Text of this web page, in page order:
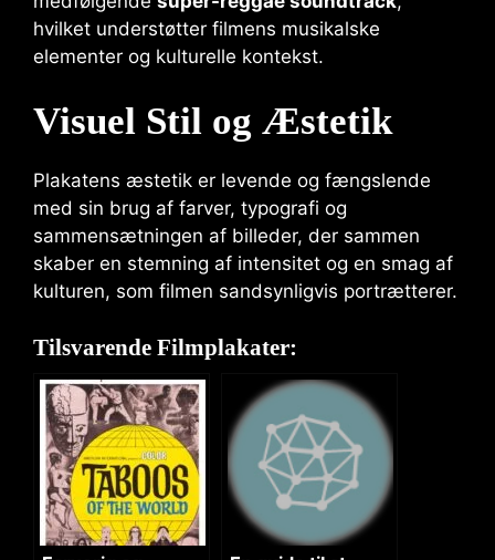
hvilket understøtter filmens musikalske
elementer og kulturelle kontekst.
Visuel Stil og Æstetik
Plakatens æstetik er levende og fængslende
med sin brug af farver, typografi og
sammensætningen af billeder, der sammen
skaber en stemning af intensitet og en smag af
kulturen, som filmen sandsynligvis portrætterer.
Tilsvarende Filmplakater: